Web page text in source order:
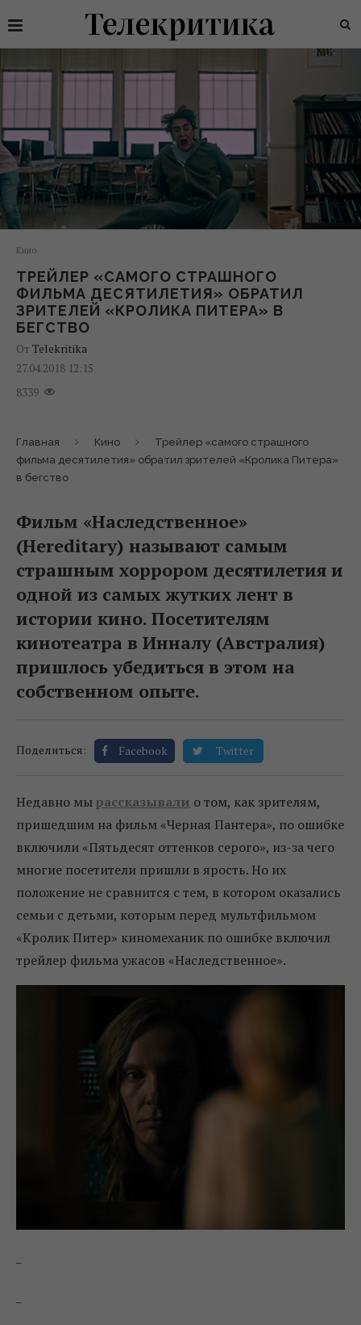
Кино
ТРЕЙЛЕР «САМОГО СТРАШНОГО
ФИЛЬМА ДЕСЯТИЛЕТИЯ» ОБРАТИЛ
ЗРИТЕЛЕЙ «КРОЛИКА ПИТЕРА» В
БЕГСТВО
От Telekritika
27.04.2018 12:15
8339
Главная Кино
Трейлер «самого страшного
фильма десятилетия» обратил зрителей «Кролика Питера»
в бегство
Фильм «Наследственное»
(Hereditary) называют самым
страшным хоррором десятилетия и
одной из самых жутких лент в
истории кино. Посетителям
кинотеатра в Инналу (Австралия)
пришлось убедиться в этом на
собственном опыте.
Поделиться: Facebook Twitter
Недавно мырассказывали о том, как зрителям,
пришедшим на фильм «Черная Пантера», по ошибке
включили «Пятьдесят оттенков серого», из-за чего
многие посетители пришли в ярость. Но их
положение не сравнится с тем, в котором оказались
семьи с детьми, которым перед мультфильмом
«Кролик Питер» киномеханик по ошибке включил
трейлер фильма ужасов «Наследственное».